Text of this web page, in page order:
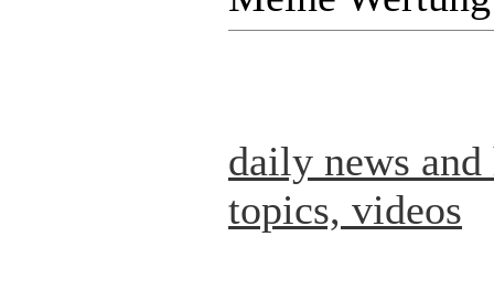
daily news
topics, videos